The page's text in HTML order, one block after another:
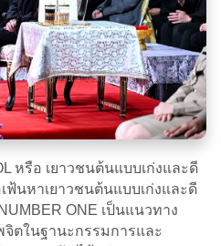
หรือ เยาวชนต้นแบบเก่งและดี
ฟ้นหาเยาวชนต้นแบบเก่งและดี
ONE เป็นแนวทาง
ตในฐานะกรรมการและ